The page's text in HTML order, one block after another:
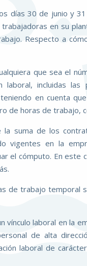
días 30 de junio y
en su
Respecto a
que sea el
incluidas
en cuenta
de horas de trabajo,
suma de los
vigentes en la
el cómputo. En este
de trabajo temporal
vínculo laboral en la
de alta
laboral de